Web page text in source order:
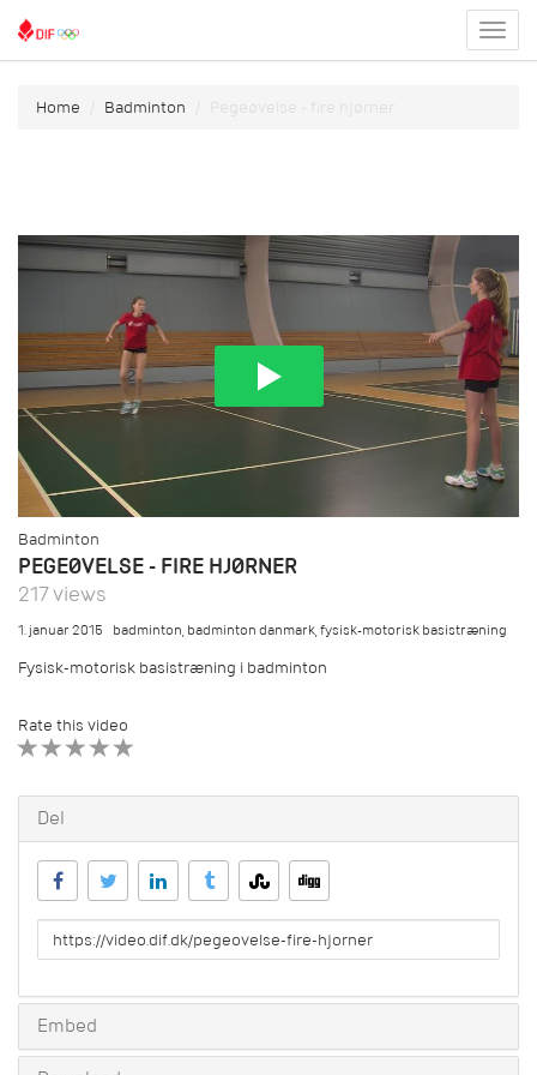
menu
Home Badminton Pegeøvelse - fire hjørner
Badminton
PEGEØVELSE - FIRE HJØRNER
217 views
1. januar 2015 badminton,badminton danmark,fysisk-motorisk basistræning
Fysisk-motorisk basistræning i badminton
Rate this video
Del
URL
to
Embed